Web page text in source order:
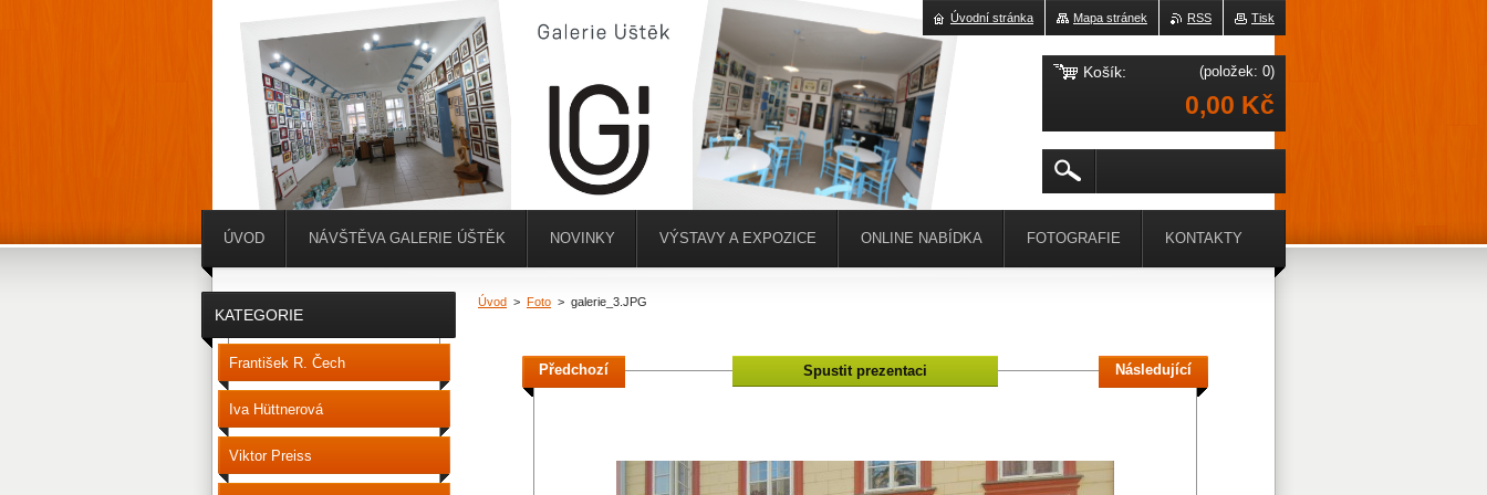
Úvod > Foto > galerie_3.JPG
Předchozí Spustit prezentaci Následující
KATEGORIE
František R. Čech
Iva Hüttnerová
Viktor Preiss
ÚVOD NÁVŠTĚVA GALERIE ÚŠTĚK NOVINKY VÝSTAVY A EXPOZICE ONLINE NABÍDKA FOTOGRAFIE KONTAKTY
Tisk
RSS
Mapa stránek
Úvodní stránka
Košík: (položek: 0)
0,00 Kč